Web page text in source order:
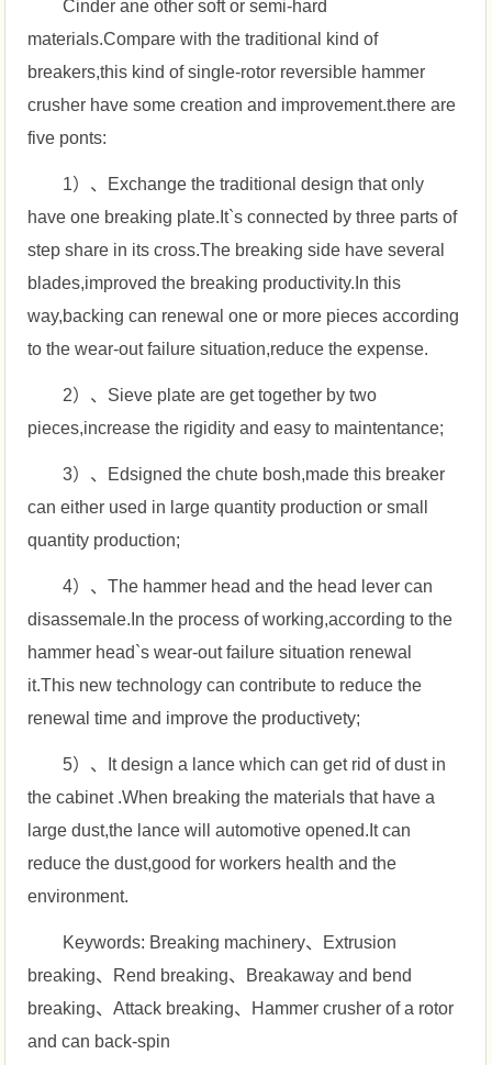
Cinder ane other soft or semi-hard
materials.Compare with the traditional kind of
breakers,this kind of single-rotor reversible hammer
crusher have some creation and improvement.there are
five ponts:
1）、Exchange the traditional design that only
have one breaking plate.It`s connected by three parts of
step share in its cross.The breaking side have several
blades,improved the breaking productivity.In this
way,backing can renewal one or more pieces according
to the wear-out failure situation,reduce the expense.
2）、Sieve plate are get together by two
pieces,increase the rigidity and easy to maintentance;
3）、Edsigned the chute bosh,made this breaker
can either used in large quantity production or small
quantity production;
4）、The hammer head and the head lever can
disassemale.In the process of working,according to the
hammer head`s wear-out failure situation renewal
it.This new technology can contribute to reduce the
renewal time and improve the productivety;
5）、It design a lance which can get rid of dust in
the cabinet .When breaking the materials that have a
large dust,the lance will automotive opened.It can
reduce the dust,good for workers health and the
environment.
Keywords: Breaking machinery、Extrusion
breaking、Rend breaking、Breakaway and bend
breaking、Attack breaking、Hammer crusher of a rotor
and can back-spin